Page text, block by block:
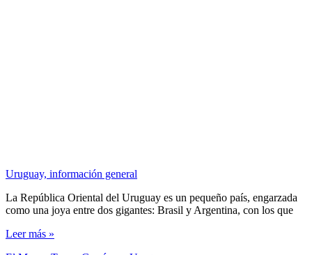
Uruguay, información general
La República Oriental del Uruguay es un pequeño país, engarzada
como una joya entre dos gigantes: Brasil y Argentina, con los que
Leer más »